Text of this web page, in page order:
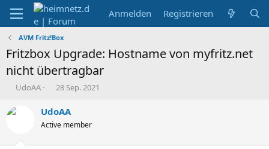
Anmelden Registrieren
AVM Fritz!Box
Fritzbox Upgrade: Hostname von myfritz.net
nicht übertragbar
E
s
UdoAA
E
s
e
28 Sep. 2021
UdoAA
Active member